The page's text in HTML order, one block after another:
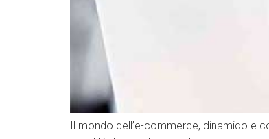
Il mondo dell’e-commerce, dinamico e